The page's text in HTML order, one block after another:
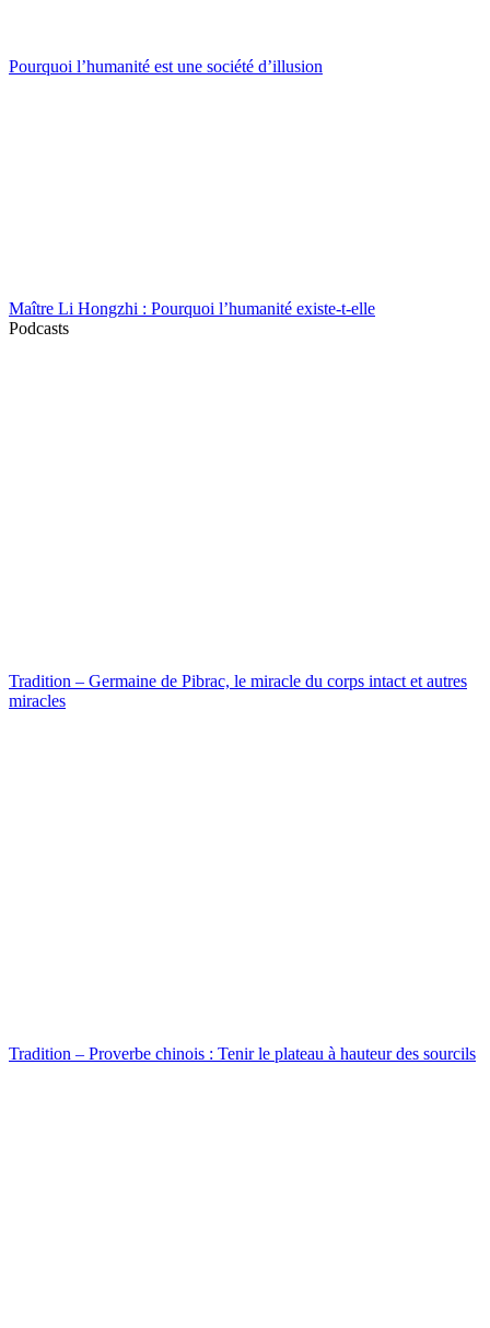
Pourquoi l’humanité est une société d’illusion
Maître Li Hongzhi : Pourquoi l’humanité existe-t-elle
Podcasts
Tradition – Germaine de Pibrac, le miracle du corps intact et autres
miracles
Tradition – Proverbe chinois : Tenir le plateau à hauteur des sourcils